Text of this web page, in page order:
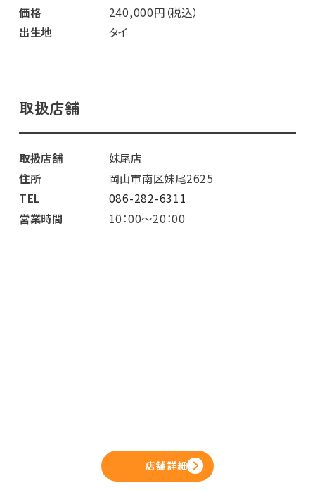
価格
240,000円（税込）
出生地
タイ
取扱店舗
取扱店舗
妹尾店
住所
岡山市南区妹尾2625
TEL
086-282-6311
営業時間
10：00～20：00
店舗詳細